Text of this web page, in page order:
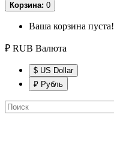
Корзина: 0
Ваша корзина пуста!
₽ RUB Валюта
$ US Dollar
₽ Рубль